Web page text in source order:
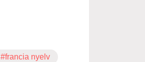
#francia nyelv